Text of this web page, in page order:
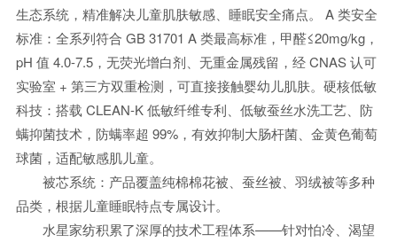
生态系统，精准解决儿童肌肤敏感、睡眠安全痛点。 A 类安全
标准：全系列符合 GB 31701 A 类最高标准，甲醛≤20mg/kg，
pH 值 4.0-7.5，无荧光增白剂、无重金属残留，经 CNAS 认可
实验室 + 第三方双重检测，可直接接触婴幼儿肌肤。硬核低敏
科技：搭载 CLEAN-K 低敏纤维专利、低敏蚕丝水洗工艺、防
螨抑菌技术，防螨率超 99%，有效抑制大肠杆菌、金黄色葡萄
球菌，适配敏感肌儿童。
被芯系统：产品覆盖纯棉棉花被、蚕丝被、羽绒被等多种
品类，根据儿童睡眠特点专属设计。
水星家纺积累了深厚的技术工程体系——针对怕冷、渴望